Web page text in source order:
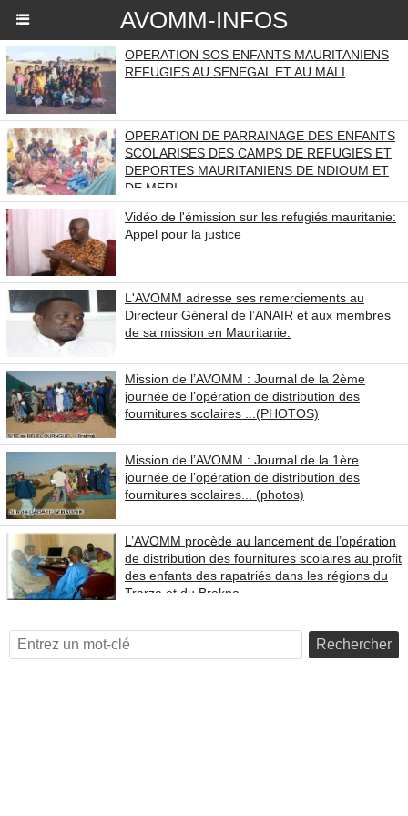
AVOMM-INFOS
OPERATION SOS ENFANTS MAURITANIENS
REFUGIES AU SENEGAL ET AU MALI
OPERATION DE PARRAINAGE DES ENFANTS
SCOLARISES DES CAMPS DE REFUGIES ET
DEPORTES MAURITANIENS DE NDIOUM ET
DE MERI
Vidéo de l'émission sur les refugiés mauritanie:
Appel pour la justice
L'AVOMM adresse ses remerciements au
Directeur Général de l’ANAIR et aux membres
de sa mission en Mauritanie.
Mission de l’AVOMM : Journal de la 2ème
journée de l’opération de distribution des
fournitures scolaires ...(PHOTOS)
Mission de l’AVOMM : Journal de la 1ère
journée de l’opération de distribution des
fournitures scolaires... (photos)
L’AVOMM procède au lancement de l’opération
de distribution des fournitures scolaires au profit
des enfants des rapatriés dans les régions du
Trarza et du Brakna
Rechercher